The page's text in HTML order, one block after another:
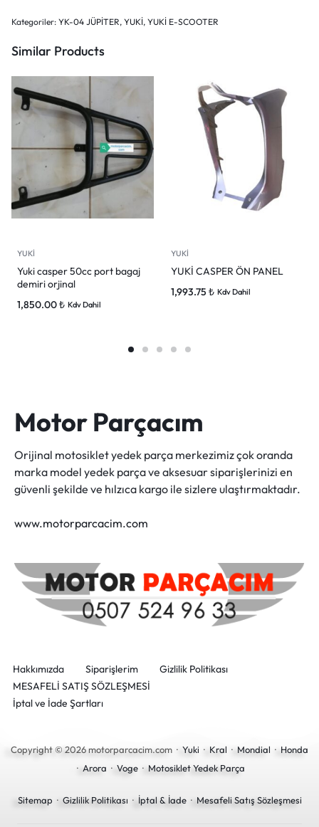
Kategoriler: YK-04 JÜPİTER, YUKİ, YUKİ E-SCOOTER
Similar Products
YUKİ
Yuki casper 50cc port bagaj
demiri orjinal
1,850.00₺ Kdv Dahil
YUKİ
YUKİ CASPER ÖN PANEL
1,993.75 ₺ Kdv Dahil
Motor Parçacım
Orijinal motosiklet yedek parça merkezimiz çok oranda
marka model yedek parça ve aksesuar siparişlerinizi en
güvenli şekilde ve hılzıca kargo ile sizlere ulaştırmaktadır.
www.motorparcacim.com
Hakkımızda Siparişlerim
Gizlilik Politikası
MESAFELİ SATIŞ SÖZLEŞMESİ
İptal ve İade Şartları
Copyright © 2026 motorparcacim.com · Yuki · Kral · Mondial · Honda
· Arora · Voge· Motosiklet Yedek Parça
Sitemap · Gizlilik Politikası · İptal & İade· Mesafeli Satış Sözleşmesi